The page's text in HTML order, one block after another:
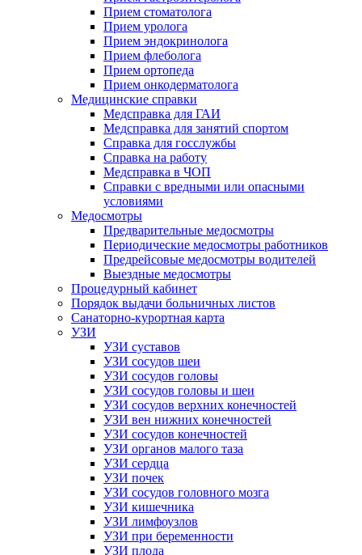
Прием стоматолога
Прием уролога
Прием эндокринолога
Прием флеболога
Прием ортопеда
Прием онкодерматолога
Медицинские справки
Медсправка для ГАИ
Медсправка для занятий спортом
Справка для госслужбы
Справка на работу
Медсправка в ЧОП
Справки с вредными или опасными
условиями
Медосмотры
Предварительные медосмотры
Периодические медосмотры работников
Предрейсовые медосмотры водителей
Выездные медосмотры
Процедурный кабинет
Порядок выдачи больничных листов
Санаторно-курортная карта
УЗИ
УЗИ суставов
УЗИ сосудов шеи
УЗИ сосудов головы
УЗИ сосудов головы и шеи
УЗИ сосудов верхних конечностей
УЗИ вен нижних конечностей
УЗИ сосудов конечностей
УЗИ органов малого таза
УЗИ сердца
УЗИ почек
УЗИ сосудов головного мозга
УЗИ кишечника
УЗИ лимфоузлов
УЗИ при беременности
УЗИ плода